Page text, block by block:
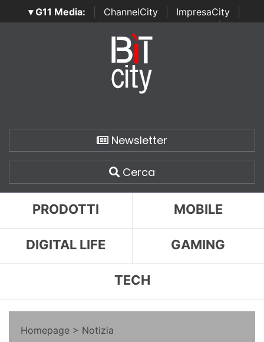
▾ G11 Media: ChannelCity ImpresaCity
SecurityOpenLab | Italian Channel Awards | Italian
Italian Security Awards
Newsletter
Cerca
PRODOTTI MOBILE
DIGITAL LIFE GAMING
TECH
Homepage > Notizia